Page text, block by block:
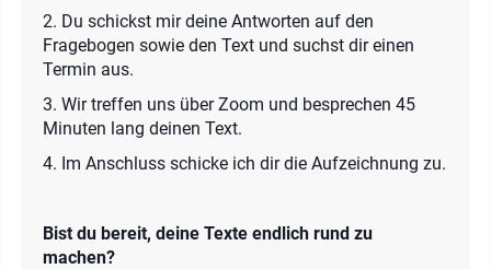
2. Du schickst mir deine Antworten auf den
Fragebogen sowie den Text und suchst dir einen
Termin aus.
3. Wir treffen uns über Zoom und besprechen 45
Minuten lang deinen Text.
4. Im Anschluss schicke ich dir die Aufzeichnung zu.
Bist du bereit, deine Texte endlich rund zu
machen?